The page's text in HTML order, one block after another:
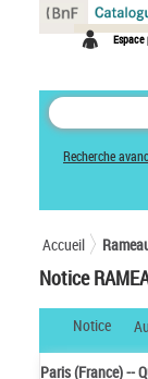
Espace
Recherche
Accueil
Notice
Notice
Paris (France) --
Panneau de gestion